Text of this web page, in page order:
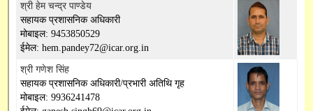
श्री हेम चन्द्र पाण्डेय
सहायक प्रशासनिक अधिकारी
मोबाइल: 9453850529
ईमेल: hem.pandey72@icar.org.in
श्री गणेश सिंह
सहायक प्रशासनिक अधिकारी/प्रभारी अतिथि गृह
मोबाइल: 9936241478